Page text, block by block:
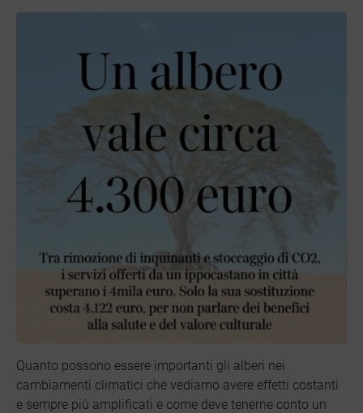
Quanto possono essere importanti gli alberi nei
cambiamenti climatici che vediamo avere effetti costanti
e sempre più amplificati e come deve tenerne conto un